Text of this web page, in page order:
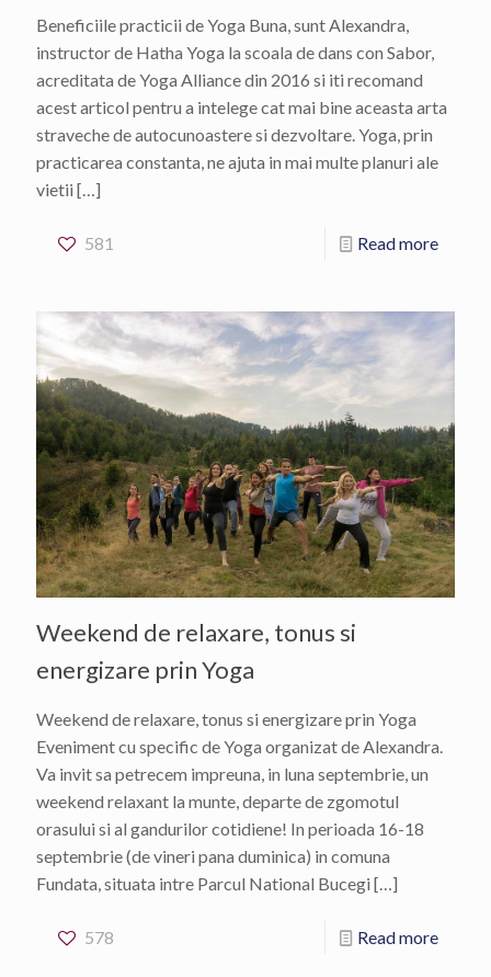
Beneficiile practicii de Yoga Buna, sunt Alexandra,
instructor de Hatha Yoga la scoala de dans con Sabor,
acreditata de Yoga Alliance din 2016 si iti recomand
acest articol pentru a intelege cat mai bine aceasta arta
straveche de autocunoastere si dezvoltare. Yoga, prin
practicarea constanta, ne ajuta in mai multe planuri ale
vietii […]
581 Read more
Weekend de relaxare, tonus si
energizare prin Yoga
Weekend de relaxare, tonus si energizare prin Yoga
Eveniment cu specific de Yoga organizat de Alexandra.
Va invit sa petrecem impreuna, in luna septembrie, un
weekend relaxant la munte, departe de zgomotul
orasului si al gandurilor cotidiene! In perioada 16-18
septembrie (de vineri pana duminica) in comuna
Fundata, situata intre Parcul National Bucegi […]
578 Read more